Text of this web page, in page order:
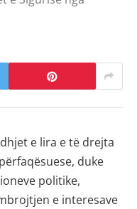
e lira e të drejta
duke
politike,
e interesave